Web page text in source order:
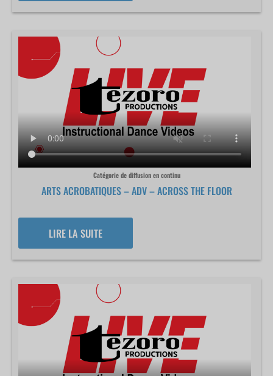
Catégorie de diffusion en continu
ARTS ACROBATIQUES – ADV – ACROSS THE FLOOR
LIRE LA SUITE